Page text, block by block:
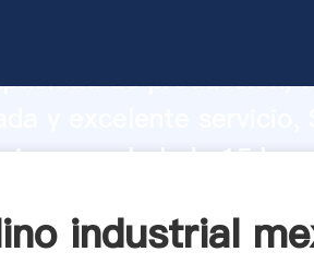
de producción,
embalado 15 hp
industrial